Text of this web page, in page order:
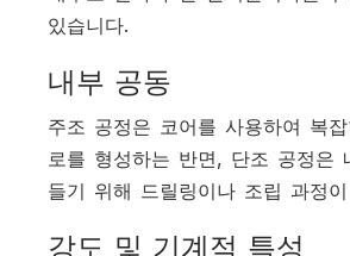
있습니다.
내부 공동
주조 공정은 코어를 사용하여 복
로를 형성하는 반면, 단조 공정은
들기 위해 드릴링이나 조립 과정
강도 및 기계적 특성